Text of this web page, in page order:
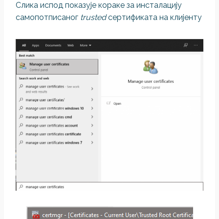
Слика испод показује кораке за инсталацију
самопотписаног trustedсертификата на клијенту